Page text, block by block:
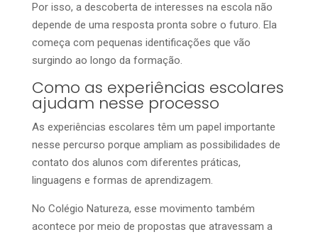
Por isso, a descoberta de interesses na escola não
depende de uma resposta pronta sobre o futuro. Ela
começa com pequenas identificações que vão
surgindo ao longo da formação.
Como as experiências escolares
ajudam nesse processo
As experiências escolares têm um papel importante
nesse percurso porque ampliam as possibilidades de
contato dos alunos com diferentes práticas,
linguagens e formas de aprendizagem.
No Colégio Natureza, esse movimento também
acontece por meio de propostas que atravessam a